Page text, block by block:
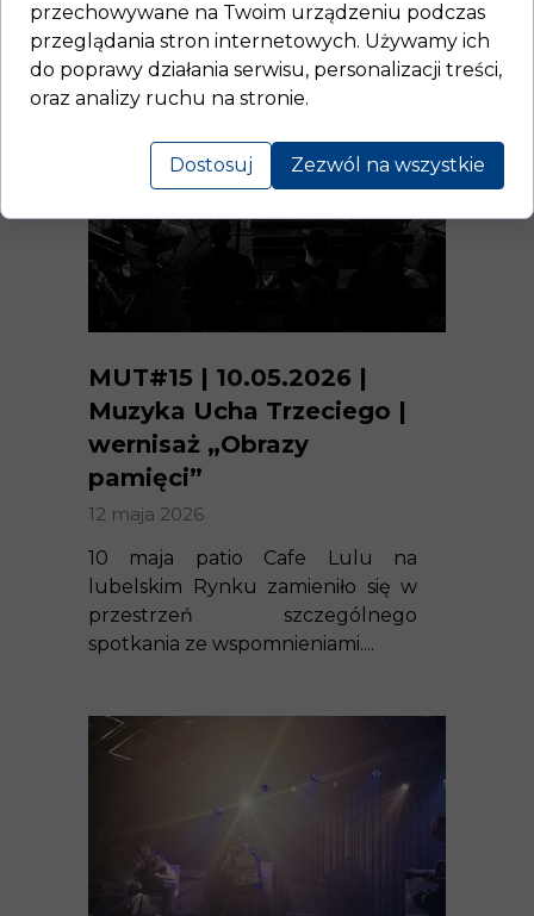
MUT#15 | 10.05.2026 |
Muzyka Ucha Trzeciego |
wernisaż „Obrazy
pamięci”
12 maja 2026
10 maja patio Cafe Lulu na
lubelskim Rynku zamieniło się w
przestrzeń szczególnego
spotkania ze wspomnieniami....
przechowywane na Twoim urządzeniu podczas
przeglądania stron internetowych. Używamy ich
do poprawy działania serwisu, personalizacji treści,
oraz analizy ruchu na stronie.
Dostosuj Zezwól na wszystkie